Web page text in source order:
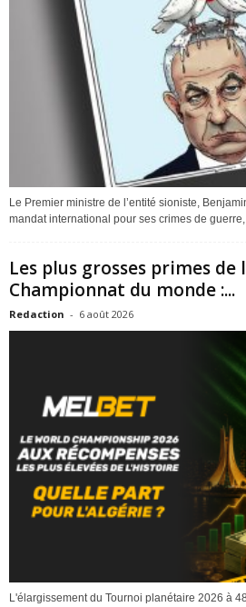
Le Premier ministre de l’entité sioniste,
mandat international pour ses crimes de
Les plus grosses primes de
Championnat du monde :...
Redaction - 6 août 2026
L'élargissement du Tournoi planétaire 2026 à